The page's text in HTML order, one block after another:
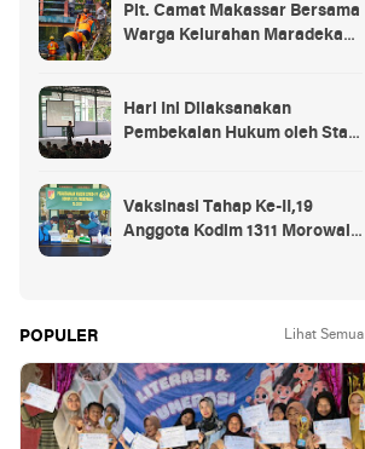
Plt. Camat Makassar Bersama
Warga Kelurahan Maradekaya
Hari Ini Dilaksanakan
Pembekalan Hukum oleh Staf
Kostrad
Vaksinasi Tahap Ke-II,19
Anggota Kodim 1311 Morowali
POPULER Lihat Semua